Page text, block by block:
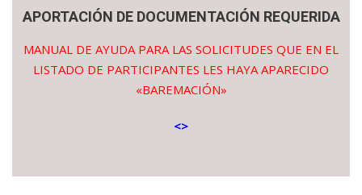
APORTACIÓN DE DOCUMENTACIÓN REQUERIDA
MANUAL DE AYUDA PARA LAS SOLICITUDES QUE EN EL
LISTADO DE PARTICIPANTES LES HAYA APARECIDO
«BAREMACIÓN»
<>